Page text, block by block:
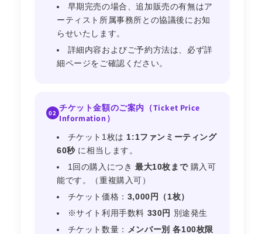
早期完売の場合、追加販売の有無はア
ーティスト所属事務所との協議後にお知
らせいたします。
詳細内容およびご予約方法は、必ず詳
細ページをご確認ください。
02 チケット金額のご案内（Ticket Price
Information）
チケット1枚は1:1ファンミーティング
60秒に相当します。
1回の購入につき 最大10枚まで購入可
能です。（重複購入可）
チケット価格： 3,000円（1枚）
※サイト利用手数料 330円 別途発生
チケット数量： メンバー別 各100枚限